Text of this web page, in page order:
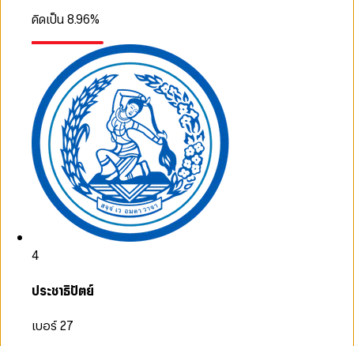
คิดเป็น8.96%
4
ประชาธิปัตย์
เบอร์ 27